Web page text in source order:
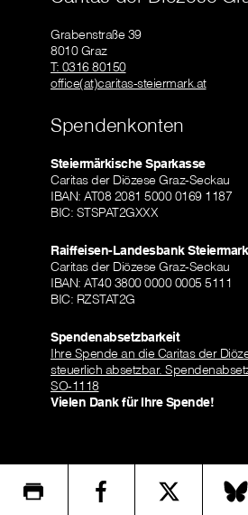
Grabenstraße 39
8010 Graz
T: 0316 80150
office(at)caritas-steiermark.at
Spendenkonten
Steiermärkische Sparkasse
Caritas der Diözese Graz-Seckau
IBAN: AT08 2081 5000 0169 1187
BIC: STSPAT2GXXX
Raiffeisen-Landesbank Steiermark
Caritas der Diözese Graz-Seckau
IBAN: AT40 3800 0000 0005 5111
BIC: RZSTAT2G
Spendenabsetzbarkeit
Ihre Spende an die Caritas der
steuerlich absetzbar.
SO-1118
Vielen Dank für Ihre Spende!